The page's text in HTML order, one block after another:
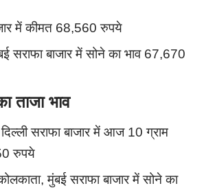
में कीमत 68,560 रुपये
सराफा बाजार में सोने का भाव 67,670
ताजा भाव
सराफा बाजार में आज 10 ग्राम
रुपये
मुंबई सराफा बाजार में सोने का